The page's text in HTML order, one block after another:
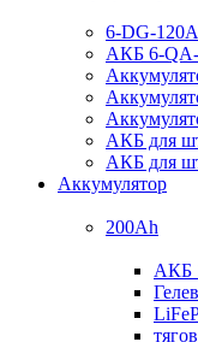
6-DG-
АКБ 6-QA-
АКБ для
АКБ для
Аккумулятор
200Ah
АКБ